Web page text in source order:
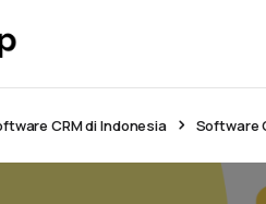
CRM di Indonesia Software